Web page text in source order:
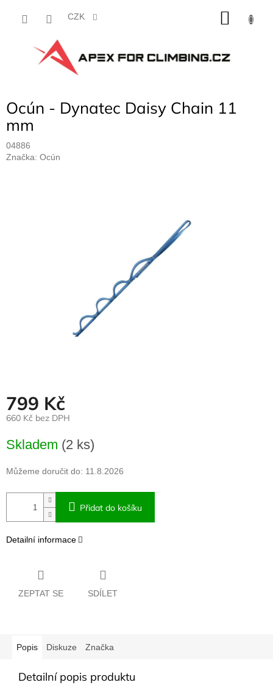
CZK
Ocún - Dynatec Daisy Chain 11
mm
04886
Značka: Ocún
799 Kč
660 Kč bez DPH
cena:
Skladem (2 ks)
Můžeme doručit do: 11.8.2026
Přidat do košíku
Detailní informace
ZEPTAT SE SDÍLET
Popis Diskuze Značka
Detailní popis produktu